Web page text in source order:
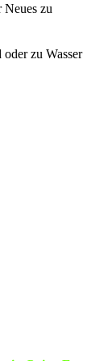
Neues zu
zu Wasser